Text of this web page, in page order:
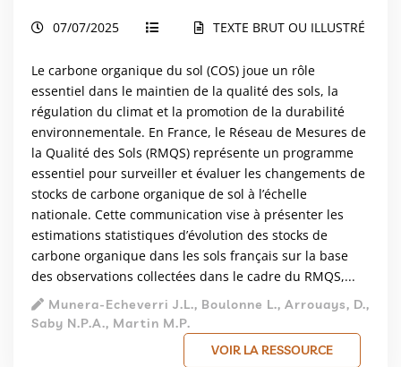
07/07/2025 TEXTE BRUT OU ILLUSTRÉ
Le carbone organique du sol (COS) joue un rôle
essentiel dans le maintien de la qualité des sols, la
régulation du climat et la promotion de la durabilité
environnementale. En France, le Réseau de Mesures de
la Qualité des Sols (RMQS) représente un programme
essentiel pour surveiller et évaluer les changements de
stocks de carbone organique de sol à l’échelle
nationale. Cette communication vise à présenter les
estimations statistiques d’évolution des stocks de
carbone organique dans les sols français sur la base
des observations collectées dans le cadre du RMQS,...
Munera-Echeverri J.L., Boulonne L., Arrouays, D.,
Saby N.P.A., Martin M.P.
VOIR LA RESSOURCE